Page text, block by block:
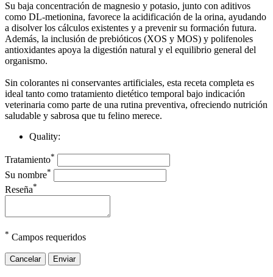
Su baja concentración de magnesio y potasio, junto con aditivos
como DL-metionina, favorece la acidificación de la orina, ayudando
a disolver los cálculos existentes y a prevenir su formación futura.
Además, la inclusión de prebióticos (XOS y MOS) y polifenoles
antioxidantes apoya la digestión natural y el equilibrio general del
organismo.
Sin colorantes ni conservantes artificiales, esta receta completa es
ideal tanto como tratamiento dietético temporal bajo indicación
veterinaria como parte de una rutina preventiva, ofreciendo nutrición
saludable y sabrosa que tu felino merece.
Quality:
Tratamiento*
Su nombre*
Reseña*
* Campos requeridos
Cancelar Enviar